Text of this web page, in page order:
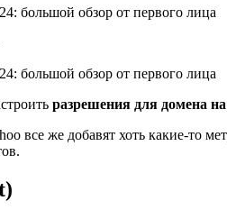
разрешения для домена
все же добавят хоть какие-